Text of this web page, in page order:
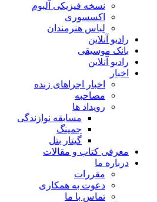
نسخه فیزیکی آلبوم
اکسسوری
لباس هنرمندان
رادیو آنلاین
بانک موسیقی
رادیو آنلاین
اخبار
اخبار اجراهای زنده
مصاحبه
رویداد ها
مسابقه نوازندگی
جمینگ
گیتار بتل
معرفی کتاب و مقالات
درباره ما
مقررات
دعوت به همکاری
تماس با ما